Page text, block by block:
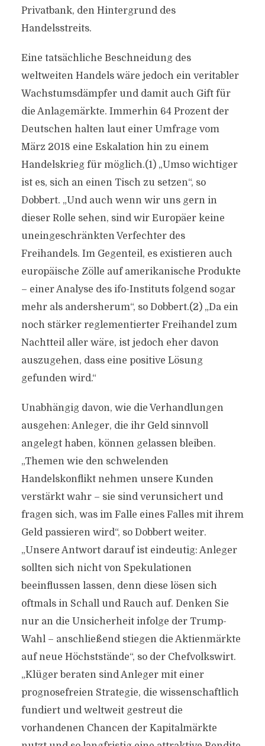
Privatbank, den Hintergrund des
Handelsstreits.
Eine tatsächliche Beschneidung des
weltweiten Handels wäre jedoch ein veritabler
Wachstumsdämpfer und damit auch Gift für
die Anlagemärkte. Immerhin 64 Prozent der
Deutschen halten laut einer Umfrage vom
März 2018 eine Eskalation hin zu einem
Handelskrieg für möglich.(1) „Umso wichtiger
ist es, sich an einen Tisch zu setzen“, so
Dobbert. „Und auch wenn wir uns gern in
dieser Rolle sehen, sind wir Europäer keine
uneingeschränkten Verfechter des
Freihandels. Im Gegenteil, es existieren auch
europäische Zölle auf amerikanische Produkte
– einer Analyse des ifo-Instituts folgend sogar
mehr als andersherum“, so Dobbert.(2) „Da ein
noch stärker reglementierter Freihandel zum
Nachtteil aller wäre, ist jedoch eher davon
auszugehen, dass eine positive Lösung
gefunden wird.“
Unabhängig davon, wie die Verhandlungen
ausgehen: Anleger, die ihr Geld sinnvoll
angelegt haben, können gelassen bleiben.
„Themen wie den schwelenden
Handelskonflikt nehmen unsere Kunden
verstärkt wahr – sie sind verunsichert und
fragen sich, was im Falle eines Falles mit ihrem
Geld passieren wird“, so Dobbert weiter.
„Unsere Antwort darauf ist eindeutig: Anleger
sollten sich nicht von Spekulationen
beeinflussen lassen, denn diese lösen sich
oftmals in Schall und Rauch auf. Denken Sie
nur an die Unsicherheit infolge der Trump-
Wahl – anschließend stiegen die Aktienmärkte
auf neue Höchststände“, so der Chefvolkswirt.
„Klüger beraten sind Anleger mit einer
prognosefreien Strategie, die wissenschaftlich
fundiert und weltweit gestreut die
vorhandenen Chancen der Kapitalmärkte